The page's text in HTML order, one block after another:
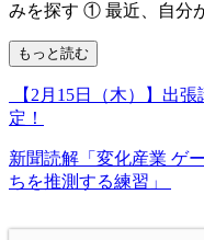
みを探す ① 最近、自分
もっと読む
【2月15日（木）】出
定！
新聞読解「変化産業 ゲ
ちを推測する練習」